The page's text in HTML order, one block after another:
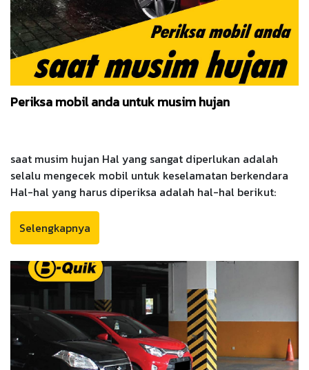
Periksa mobil anda untuk musim hujan
saat musim hujan Hal yang sangat diperlukan adalah
selalu mengecek mobil untuk keselamatan berkendara
Hal-hal yang harus diperiksa adalah hal-hal berikut:
Selengkapnya